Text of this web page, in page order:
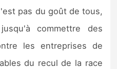
pas du goût de tous,
commettre des
les entreprises de
du recul de la race